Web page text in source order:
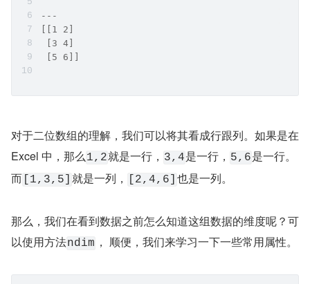
---
[[1 2]
[3 4]
[5 6]]
对于二位数组的理解，我们可以将其看成行跟列。如果是在
Excel 中，那么1,2就是一行， 3,4是一行， 5,6是一行。
而 [1,3,5] 就是一列， [2,4,6] 也是一列。
那么，我们在看到数据之前怎么知道这组数据的维度呢？可
以使用方法ndim ， 顺便，我们来学习一下一些常用属性。